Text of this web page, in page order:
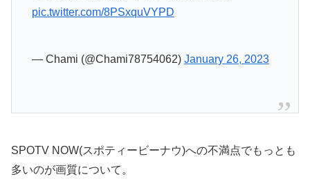
pic.twitter.com/8PSxquVYPD
— Chami (@Chami78754062) January 26, 2023
SPOTV NOW(スポティービーナウ)への不満点でもっとも
多いのが画質について。